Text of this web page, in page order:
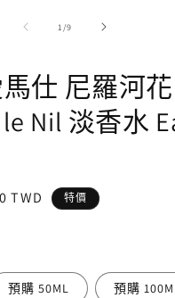
1//9
仕 尼羅河
Nil 淡香水
TWD 特價
預購 50ML 預購